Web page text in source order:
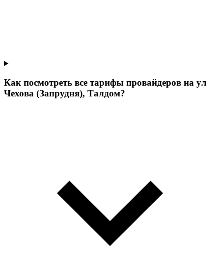
Как посмотреть все тарифы провайдеров на ул
Чехова (Запрудня), Талдом?